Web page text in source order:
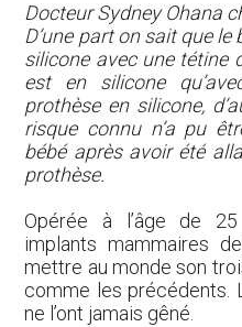
Docteur Sydney Ohana
D’une part on sait que le
silicone avec une tétine
est en silicone
prothèse en silicone,
risque connu n’a pu
bébé après avoir été
prothèse.
Opérée à l’âge de
implants mammaires
mettre au monde son
comme les précédents.
ne l’ont jamais gêné.